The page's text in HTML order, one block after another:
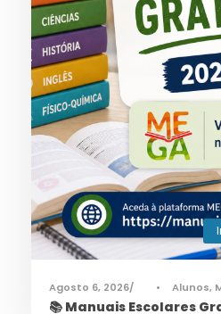
Agosto 6, 2026 • Alunos,
📚 Manuais Escolares